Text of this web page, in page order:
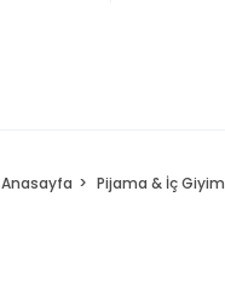
Anasayfa Pijama & İç Giyim